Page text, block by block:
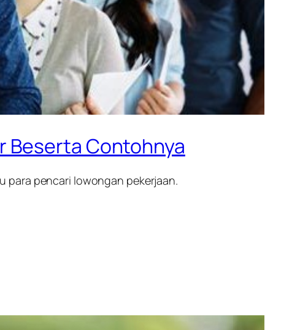
Beserta Contohnya
para pencari lowongan pekerjaan.